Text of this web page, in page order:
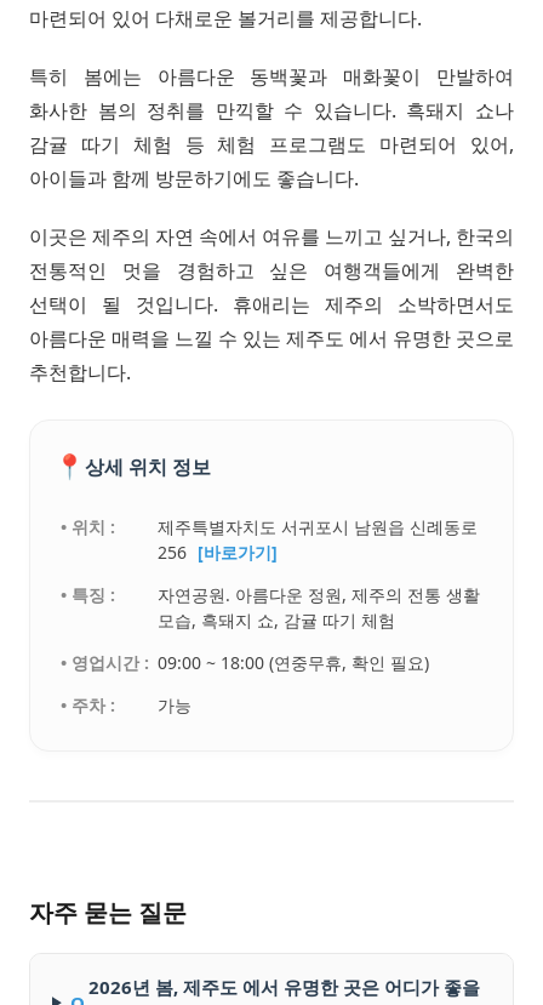
마련되어 있어 다채로운 볼거리를 제공합니다.
특히 봄에는 아름다운 동백꽃과 매화꽃이 만발하여
화사한 봄의 정취를 만끽할 수 있습니다. 흑돼지 쇼나
감귤 따기 체험 등 체험 프로그램도 마련되어 있어,
아이들과 함께 방문하기에도 좋습니다.
이곳은 제주의 자연 속에서 여유를 느끼고 싶거나, 한국의
전통적인 멋을 경험하고 싶은 여행객들에게 완벽한
선택이 될 것입니다. 휴애리는 제주의 소박하면서도
아름다운 매력을 느낄 수 있는 제주도 에서 유명한 곳으로
추천합니다.
📍 상세 위치 정보
• 위치 :
제주특별자치도 서귀포시 남원읍 신례동로
256 [바로가기]
• 특징 :
자연공원. 아름다운 정원, 제주의 전통 생활
모습, 흑돼지 쇼, 감귤 따기 체험
• 영업시간 : 09:00 ~ 18:00 (연중무휴, 확인 필요)
• 주차 :
가능
자주 묻는 질문
2026년 봄, 제주도 에서 유명한 곳은 어디가 좋을